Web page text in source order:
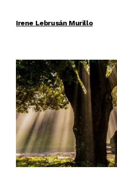
Irene Lebrusán Murillo